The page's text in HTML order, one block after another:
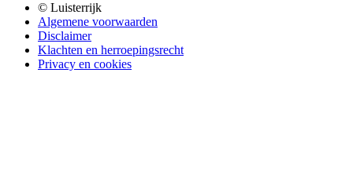
© Luisterrijk
Algemene voorwaarden
Disclaimer
Klachten en herroepingsrecht
Privacy en cookies